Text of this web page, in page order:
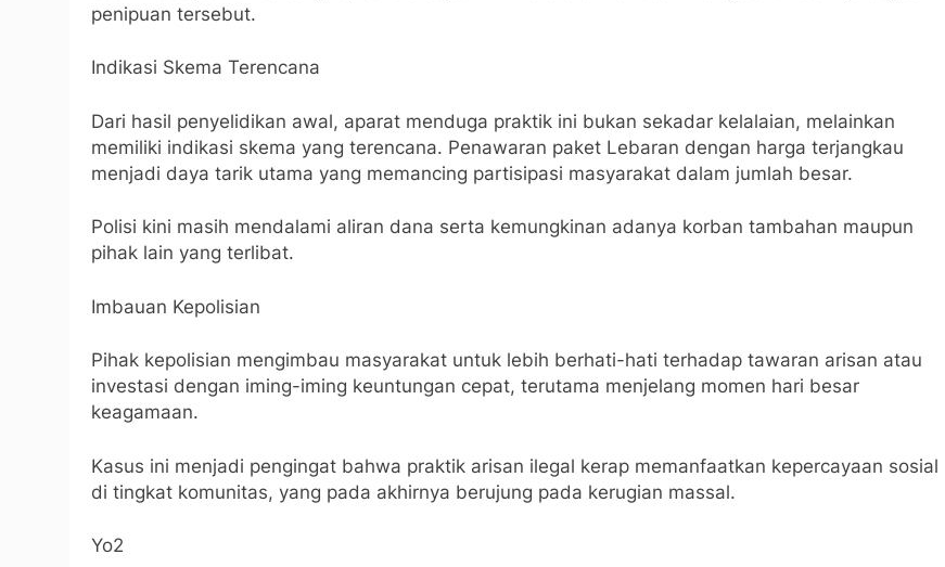
penipuan tersebut.
Indikasi Skema Terencana
Dari hasil penyelidikan awal, aparat menduga praktik ini bukan sekadar kelalaian, melainkan
memiliki indikasi skema yang terencana. Penawaran paket Lebaran dengan harga terjangkau
menjadi daya tarik utama yang memancing partisipasi masyarakat dalam jumlah besar.
Polisi kini masih mendalami aliran dana serta kemungkinan adanya korban tambahan maupun
pihak lain yang terlibat.
Imbauan Kepolisian
Pihak kepolisian mengimbau masyarakat untuk lebih berhati-hati terhadap tawaran arisan atau
investasi dengan iming-iming keuntungan cepat, terutama menjelang momen hari besar
keagamaan.
Kasus ini menjadi pengingat bahwa praktik arisan ilegal kerap memanfaatkan kepercayaan sosial
di tingkat komunitas, yang pada akhirnya berujung pada kerugian massal.
Yo2